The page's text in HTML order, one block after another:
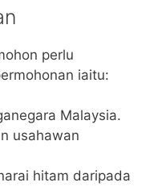
perlu
iaitu:
Malaysia.
usahawan
hitam daripada